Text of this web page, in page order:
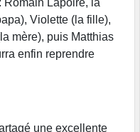
Violette (la fille),
mère), puis Matthias
enfin reprendre
une excellente